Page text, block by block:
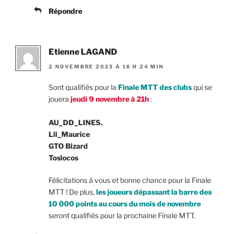
Répondre
Etienne LAGAND
2 NOVEMBRE 2023 À 16 H 24 MIN
Sont qualifiés pour la Finale MTT des clubsqui se
jouera jeudi 9 novembre à 21h:
AU_DD_LINES.
Lil_Maurice
GTO Bizard
Toslocos
Félicitations à vous et bonne chance pour la Finale
MTT ! De plus,les joueurs dépassant la barre des
10 000 points au cours du mois de novembre
seront qualifiés pour la prochaine Finale MTT.